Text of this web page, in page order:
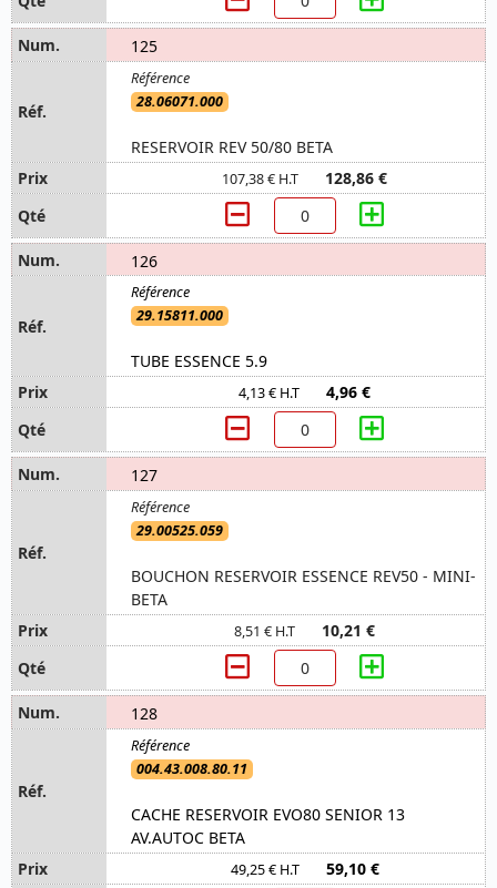
125
28.06071.000
RESERVOIR REV 50/80 BETA
107,38 € H.T 128,86 €
126
29.15811.000
TUBE ESSENCE 5.9
4,13 € H.T 4,96 €
127
29.00525.059
BOUCHON RESERVOIR ESSENCE REV50 - MINI-
BETA
8,51 € H.T 10,21 €
128
004.43.008.80.11
CACHE RESERVOIR EVO80 SENIOR 13
AV.AUTOC BETA
49,25 € H.T 59,10 €